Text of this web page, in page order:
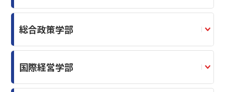
総合政策学部
国際経営学部